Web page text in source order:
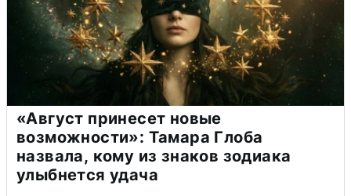
«Август принесет новые
возможности»: Тамара Глоба
назвала, кому из знаков зодиака
улыбнется удача